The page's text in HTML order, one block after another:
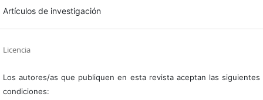
Artículos de investigación
Licencia
Los autores/as que publiquen en esta revista aceptan las siguientes
condiciones: